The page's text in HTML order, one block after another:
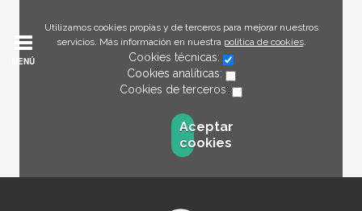
Utilizamos cookies propias y de terceros para mejorar nuestros
servicios. Más información en nuestra política de cookies.
Cookies técnicas:
Cookies analíticas:
Cookies de terceros:
Aceptar
cookies
MENÚ